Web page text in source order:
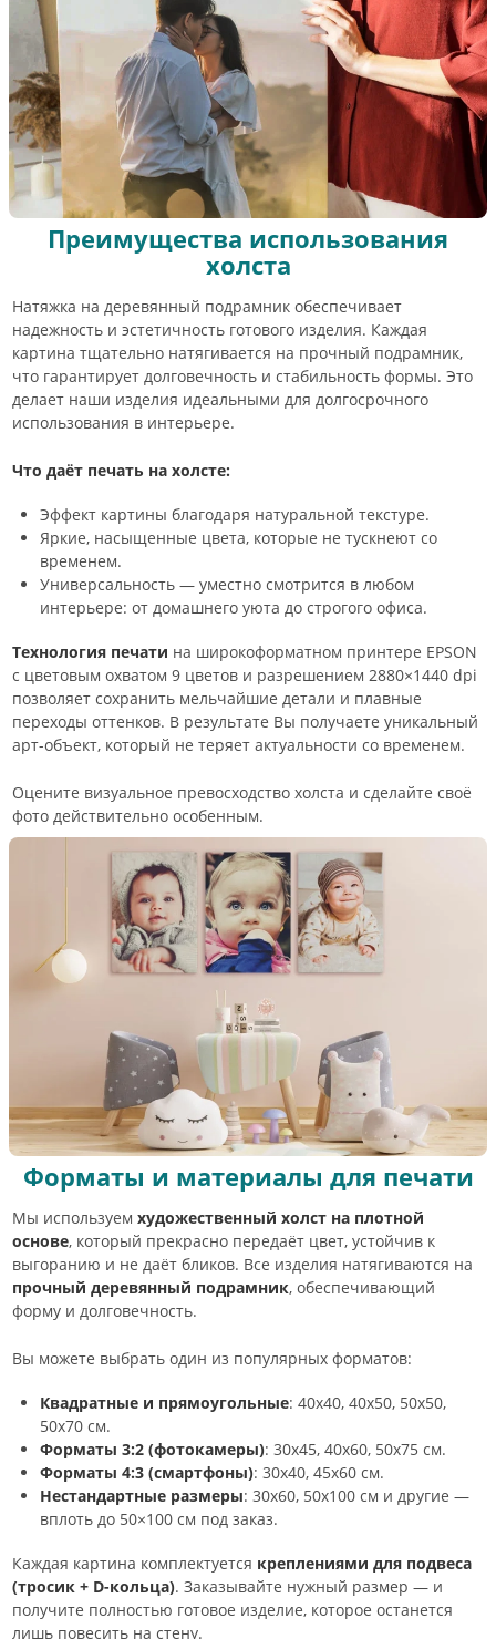
Преимущества использования
холста
Натяжка на деревянный подрамник обеспечивает
надежность и эстетичность готового изделия. Каждая
картина тщательно натягивается на прочный подрамник,
что гарантирует долговечность и стабильность формы. Это
делает наши изделия идеальными для долгосрочного
использования в интерьере.
Что даёт печать на холсте:
Эффект картины благодаря натуральной текстуре.
Яркие, насыщенные цвета, которые не тускнеют со
временем.
Универсальность — уместно смотрится в любом
интерьере: от домашнего уюта до строгого офиса.
Технология печати на широкоформатном принтере EPSON
с цветовым охватом 9 цветов и разрешением 2880×1440 dpi
позволяет сохранить мельчайшие детали и плавные
переходы оттенков. В результате Вы получаете уникальный
арт-объект, который не теряет актуальности со временем.
Оцените визуальное превосходство холста и сделайте своё
фото действительно особенным.
Форматы и материалы для печати
Мы используем художественный холст на плотной
основе, который прекрасно передаёт цвет, устойчив к
выгоранию и не даёт бликов. Все изделия натягиваются на
прочный деревянный подрамник, обеспечивающий
форму и долговечность.
Вы можете выбрать один из популярных форматов:
Квадратные и прямоугольные: 40х40, 40х50, 50х50,
50х70 см.
Форматы 3:2 (фотокамеры): 30х45, 40х60, 50х75 см.
Форматы 4:3 (смартфоны): 30х40, 45х60 см.
Нестандартные размеры: 30х60, 50х100 см и другие —
вплоть до 50×100 см под заказ.
Каждая картина комплектуется креплениями для подвеса
(тросик + D-кольца). Заказывайте нужный размер — и
получите полностью готовое изделие, которое останется
лишь повесить на стену.